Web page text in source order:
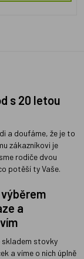
s 20 letou
a doufáme, že je to
zákazníkovi je
rodiče dvou
potěší ty Vaše.
a
skladem stovky
a víme o nich úplně